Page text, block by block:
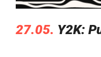
27.05. Y2K: